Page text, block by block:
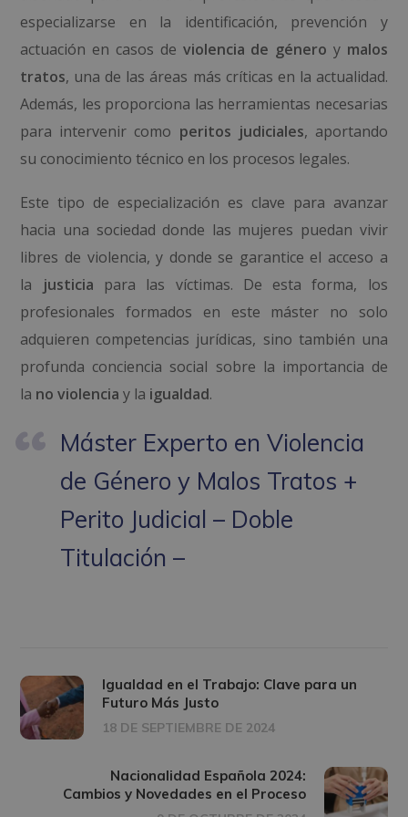
especializarse en la identificación, prevención y
actuación en casos de violencia de género y malos
tratos, una de las áreas más críticas en la actualidad.
Además, les proporciona las herramientas necesarias
para intervenir como peritos judiciales, aportando
su conocimiento técnico en los procesos legales.
Este tipo de especialización es clave para avanzar
hacia una sociedad donde las mujeres puedan vivir
libres de violencia, y donde se garantice el acceso a
la
justicia para las víctimas. De esta forma, los
profesionales formados en este máster no solo
adquieren competencias jurídicas, sino también una
profunda conciencia social sobre la importancia de
la no violencia y la igualdad.
Máster Experto en Violencia
de Género y Malos Tratos +
Perito Judicial – Doble
Titulación –
Igualdad en el Trabajo: Clave para un
Futuro Más Justo
18 DE SEPTIEMBRE DE 2024
Nacionalidad Española 2024:
Cambios y Novedades en el Proceso